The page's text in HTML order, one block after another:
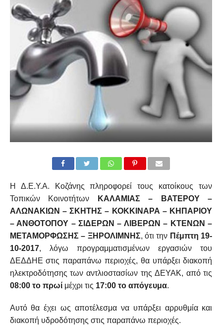
Η Δ.Ε.Υ.Α. Κοζάνης πληροφορεί τους κατοίκους των
Τοπικών Κοινοτήτων
ΚΑΛΑΜΙΑΣ – ΒΑΤΕΡΟΥ –
ΑΛΩΝΑΚΙΩΝ – ΣΚΗΤΗΣ – ΚΟΚΚΙΝΑΡΑ – ΚΗΠΑΡΙΟΥ
– ΑΝΘΟΤΟΠΟΥ – ΣΙΔΕΡΩΝ – ΛΙΒΕΡΩΝ – ΚΤΕΝΩΝ –
ΜΕΤΑΜΟΡΦΩΣΗΣ – ΞΗΡΟΛΙΜΝΗΣ, ότι την Πέμπτη 19-
10-2017, λόγω προγραμματισμένων εργασιών του
ΔΕΔΔΗΕ στις παραπάνω περιοχές, θα υπάρξει διακοπή
ηλεκτροδότησης των αντλιοστασίων της ΔΕΥΑΚ, από τις
08:00 το πρωίμέχρι τις 17:00 το απόγευμα.
Αυτό θα έχει ως αποτέλεσμα να υπάρξει αρρυθμία και
διακοπή υδροδότησης στις παραπάνω περιοχές.